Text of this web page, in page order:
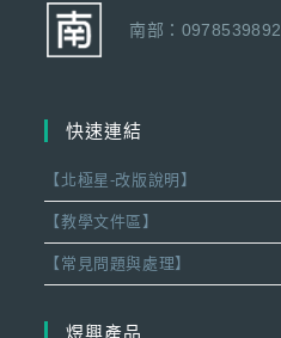
南部：0978539892
快速連結
【北極星-改版說明】
【教學文件區】
【常見問題與處理】
煜興產品